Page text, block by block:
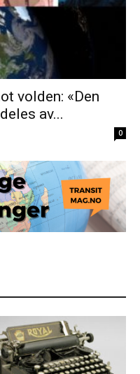
volden: «Den
av...
0